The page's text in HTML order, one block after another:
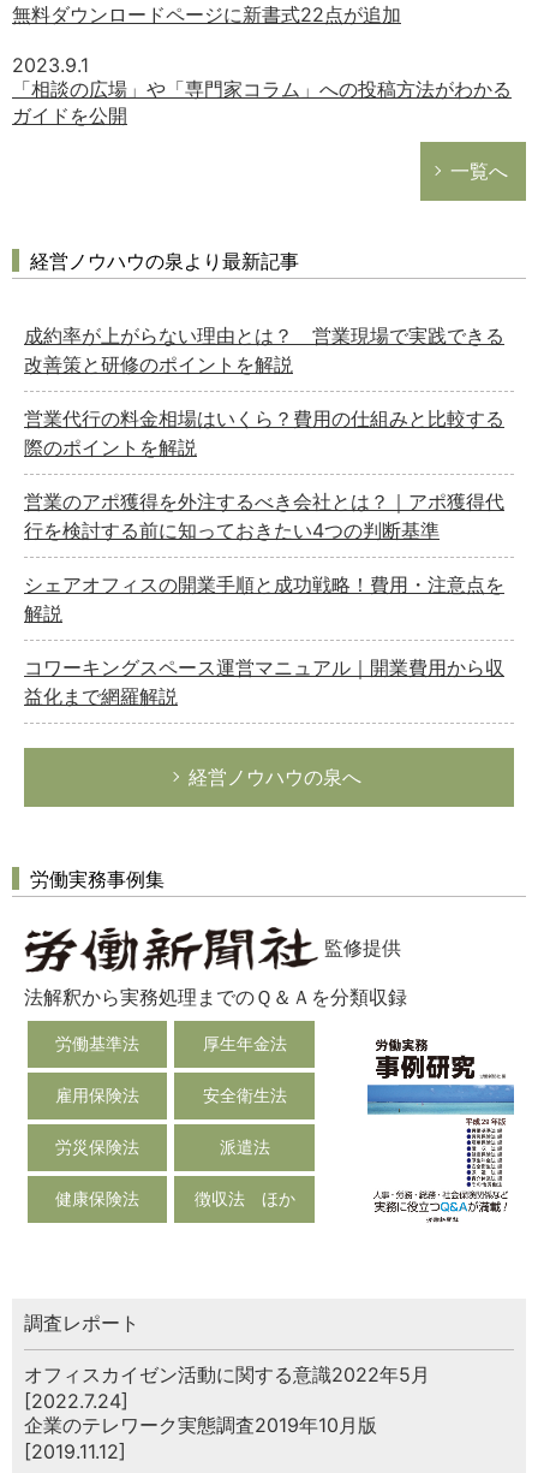
無料ダウンロードページに新書式22点が追加
2023.9.1
「相談の広場」や「専門家コラム」への投稿方法がわかる
ガイドを公開
一覧へ
経営ノウハウの泉より最新記事
成約率が上がらない理由とは？ 営業現場で実践できる
改善策と研修のポイントを解説
営業代行の料金相場はいくら？費用の仕組みと比較する
際のポイントを解説
営業のアポ獲得を外注するべき会社とは？｜アポ獲得代
行を検討する前に知っておきたい4つの判断基準
シェアオフィスの開業手順と成功戦略！費用・注意点を
解説
コワーキングスペース運営マニュアル｜開業費用から収
益化まで網羅解説
経営ノウハウの泉へ
労働実務事例集
監修提供
法解釈から実務処理までのＱ＆Ａを分類収録
労働基準法 厚生年金法
雇用保険法 安全衛生法
労災保険法 派遣法
健康保険法 徴収法 ほか
調査レポート
オフィスカイゼン活動に関する意識2022年5月
[2022.7.24]
企業のテレワーク実態調査2019年10月版
[2019.11.12]